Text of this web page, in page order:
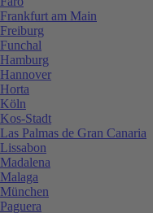
Frankfurt am Main
Freiburg
Funchal
Hamburg
Hannover
Horta
Köln
Kos-Stadt
Las Palmas de Gran Canaria
Lissabon
Madalena
Malaga
München
Paguera